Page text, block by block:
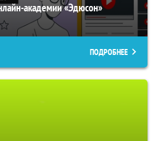
академии «Эдюсон»
ПОДРОБНЕЕ